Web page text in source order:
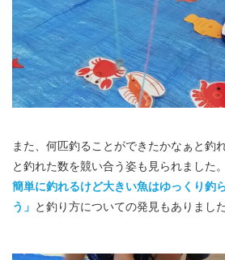
また、何匹釣ることができたかなぁと釣
と釣れた数を競い合う姿も見られました
簡単に釣れるけど大きい魚はゆっくり釣
う」 と釣り方についての発見もありました